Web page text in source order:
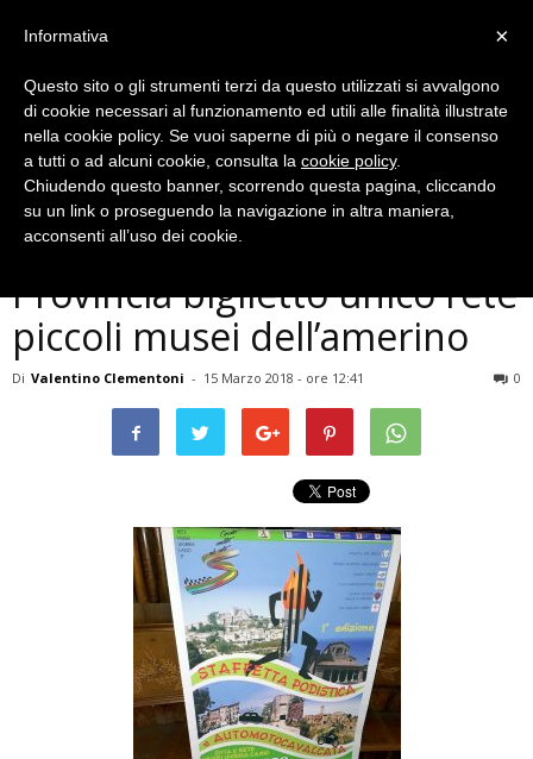
Cronaca
Terni, presentato in
Provincia biglietto unico rete
piccoli musei dell’amerino
Di Valentino Clementoni - 15 Marzo 2018 - ore 12:41 0
×
Informativa
Questo sito o gli strumenti terzi da questo utilizzati si avvalgono
di cookie necessari al funzionamento ed utili alle finalità illustrate
nella cookie policy. Se vuoi saperne di più o negare il consenso
a tutti o ad alcuni cookie, consulta la cookie policy.
Chiudendo questo banner, scorrendo questa pagina, cliccando
su un link o proseguendo la navigazione in altra maniera,
acconsenti all’uso dei cookie.